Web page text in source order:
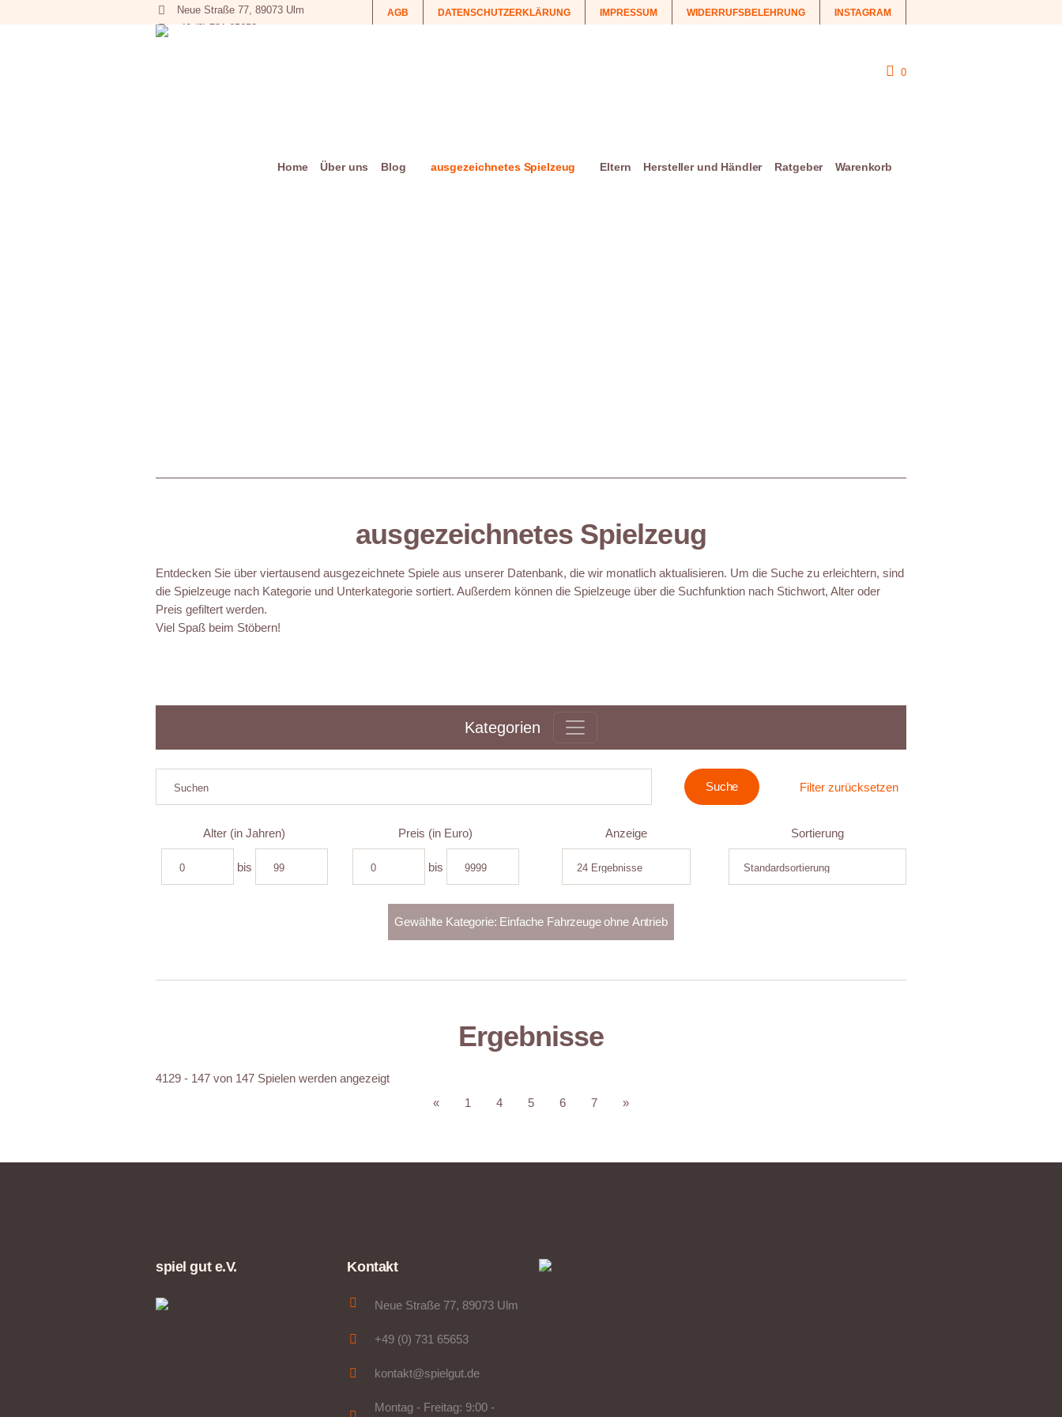
AGB DATENSCHUTZERKLÄRUNG IMPRESSUM WIDERRUFSBELEHRUNG INSTAGRAM
Neue Straße 77, 89073 Ulm
+49 (0) 731 65653
0
Home Über uns Blog ausgezeichnetes Spielzeug Eltern Hersteller und Händler Ratgeber Warenkorb
ausgezeichnetes Spielzeug
Entdecken Sie über viertausend ausgezeichnete Spiele aus unserer Datenbank, die wir monatlich aktualisieren. Um die Suche zu erleichtern, sind
die Spielzeuge nach Kategorie und Unterkategorie sortiert. Außerdem können die Spielzeuge über die Suchfunktion nach Stichwort, Alter oder
Preis gefiltert werden.
Viel Spaß beim Stöbern!
Kategorien
Filter zurücksetzen
Alter (in Jahren)
bis
Preis (in Euro)
bis
Anzeige Sortierung
Ergebnisse
4129 - 147 von 147 Spielen werden angezeigt
«
1 4 5 6 7 »
spiel gut e.V. Kontakt
Neue Straße 77, 89073 Ulm
+49 (0) 731 65653
kontakt@spielgut.de
Montag - Freitag: 9:00 -